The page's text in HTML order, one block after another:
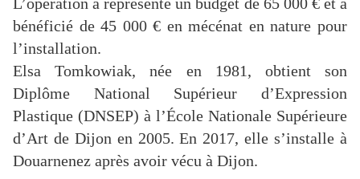
bénéficié de 45 000 € en mécénat en nature pour
l’installation.
Elsa Tomkowiak, née en 1981, obtient son
Diplôme National Supérieur d’Expression
Plastique (DNSEP) à l’École Nationale Supérieure
d’Art de Dijon en 2005. En 2017, elle s’installe à
Douarnenez après avoir vécu à Dijon.